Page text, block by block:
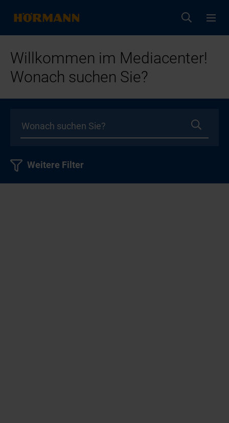
Willkommen im Mediacenter!
Wonach suchen Sie?
Weitere Filter